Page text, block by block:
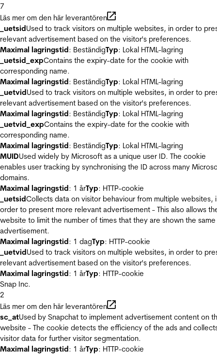
7
Läs mer om den här leverantören
_uetsidUsed to track visitors on multiple websites, in order to
relevant advertisement based on the visitor's preferences.
Maximal lagringstid: BeständigTyp: Lokal HTML-lagring
_uetsid_expContains the expiry-date for the cookie with
corresponding name.
Maximal lagringstid: BeständigTyp: Lokal HTML-lagring
_uetvidUsed to track visitors on multiple websites, in order to
relevant advertisement based on the visitor's preferences.
Maximal lagringstid: BeständigTyp: Lokal HTML-lagring
_uetvid_expContains the expiry-date for the cookie with
corresponding name.
Maximal lagringstid: BeständigTyp: Lokal HTML-lagring
MUIDUsed widely by Microsoft as a unique user ID. The cookie
enables user tracking by synchronising the ID across many
domains.
Maximal lagringstid: 1 årTyp: HTTP-cookie
_uetsidCollects data on visitor behaviour from multiple websites,
order to present more relevant advertisement - This also allows
website to limit the number of times that they are shown the same
advertisement.
Maximal lagringstid: 1 dagTyp: HTTP-cookie
_uetvidUsed to track visitors on multiple websites, in order to
relevant advertisement based on the visitor's preferences.
Maximal lagringstid: 1 årTyp: HTTP-cookie
Snap Inc.
2
Läs mer om den här leverantören
sc_atUsed by Snapchat to implement advertisement content on
website - The cookie detects the efficiency of the ads and
visitor data for further visitor segmentation.
Maximal lagringstid: 1 årTyp: HTTP-cookie